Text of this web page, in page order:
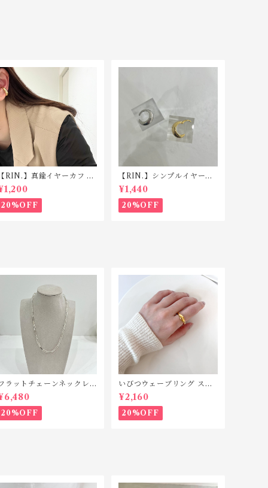
RIN.】真鍮イヤーカフ C
20%OFF
【RIN.】シンプルイヤーカ
フ C042
¥1,440
20%OFF
ラットチェーンネックレ
シルバー925 N042
20%OFF
いびつウェーブリング ステ
ンレス SR010
¥2,160
20%OFF